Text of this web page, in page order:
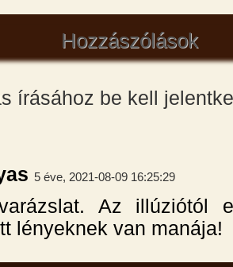
Hozzászólások
írásához be kell
5 éve, 2021-08-09 16:25:29
Az illúziótól
lényeknek van manája!